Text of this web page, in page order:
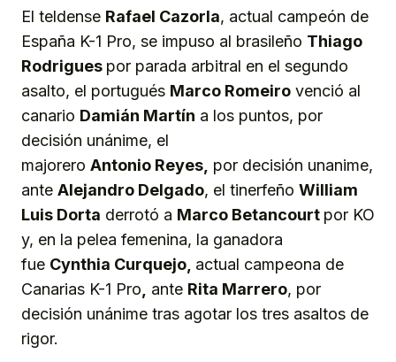
El teldense Rafael Cazorla, actual campeón de
España K-1 Pro, se impuso al brasileño Thiago
Rodrigues por parada arbitral en el segundo
asalto, el portugués Marco Romeiro venció al
canario Damián Martín a los puntos, por
decisión unánime, el
majorero Antonio Reyes, por decisión unanime,
ante Alejandro Delgado, el tinerfeño William
Luis Dorta derrotó a Marco Betancourt por KO
y, en la pelea femenina, la ganadora
fue Cynthia Curquejo, actual campeona de
Canarias K-1 Pro
ante Rita Marrero, por
decisión unánime tras agotar los tres asaltos de
rigor.